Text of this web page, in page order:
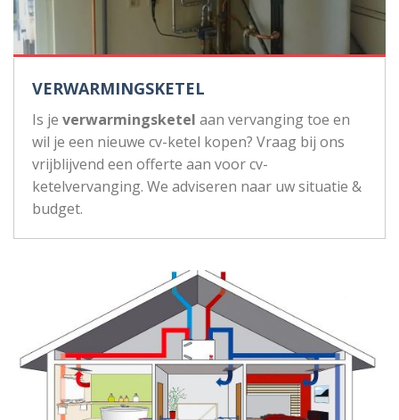
VERWARMINGSKETEL
Is je verwarmingsketel aan vervanging toe en
wil je een nieuwe cv-ketel kopen? Vraag bij ons
vrijblijvend een offerte aan voor cv-
ketelvervanging. We adviseren naar uw situatie &
budget.